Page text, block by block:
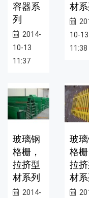
容器系
列
2014-
10-13
11:37
材系
10-13
11:38
玻璃钢
格栅，
拉挤型
材系列
2014-
玻
格栅
拉
材系